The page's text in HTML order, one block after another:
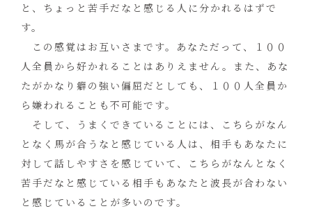
と、ちょっと苦手だなと感じる人に分かれるはずで
す。
この感覚はお互いさまです。あなただって、１００
人全員から好かれることはありえません。また、あな
たがかなり癖の強い偏屈だとしても、１００人全員か
ら嫌われることも不可能です。
そして、うまくできていることには、こちらがなん
となく馬が合うなと感じている人は、相手もあなたに
対して話しやすさを感じていて、こちらがなんとなく
苦手だなと感じている相手もあなたと波長が合わない
と感じていることが多いのです。